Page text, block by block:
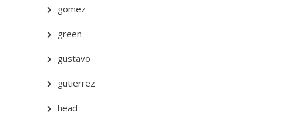
gomez
green
gustavo
gutierrez
head